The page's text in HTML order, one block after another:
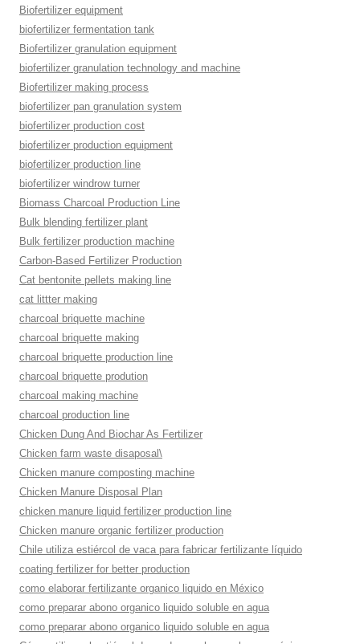
Biofertilizer equipment
biofertilizer fermentation tank
Biofertilizer granulation equipment
biofertilizer granulation technology and machine
Biofertilizer making process
biofertilizer pan granulation system
biofertilizer production cost
biofertilizer production equipment
biofertilizer production line
biofertilizer windrow turner
Biomass Charcoal Production Line
Bulk blending fertilizer plant
Bulk fertilizer production machine
Carbon-Based Fertilizer Production
Cat bentonite pellets making line
cat littter making
charcoal briquette machine
charcoal briquette making
charcoal briquette production line
charcoal briquette prodution
charcoal making machine
charcoal production line
Chicken Dung And Biochar As Fertilizer
Chicken farm waste disaposal\
Chicken manure composting machine
Chicken Manure Disposal Plan
chicken manure liquid fertilizer production line
Chicken manure organic fertilizer production
Chile utiliza estiércol de vaca para fabricar fertilizante líquido
coating fertilizer for better production
como elaborar fertilizante organico liquido en México
como preparar abono organico liquido soluble en agua
como preparar abono organico liquido soluble en agua